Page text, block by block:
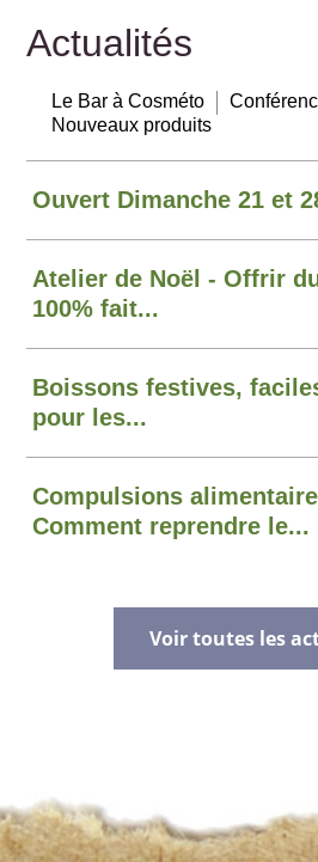
Actualités
Le Bar à Cosméto
Nouveaux produits
Ouvert Dimanche 21 et
Atelier de Noël - Offrir
100% fait...
Boissons festives,
pour les...
Compulsions
Comment reprendre le...
Voir toutes les